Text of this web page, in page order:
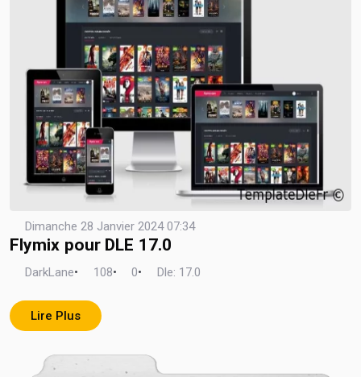
Dimanche 28 Janvier 2024 07:34
Flymix pour DLE 17.0
DarkLane• 108• 0• Dle: 17.0
Lire Plus